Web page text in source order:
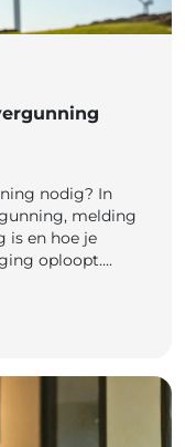
nodig? In
melding
is en hoe je
oploopt....